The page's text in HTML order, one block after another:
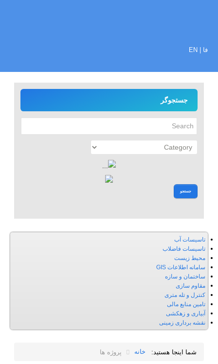
فا EN
جستجوگر
جستجو
تاسیسات آب
تاسیسات فاضلاب
محیط زیست
سامانه اطلاعات GIS
ساختمان و سازه
مقاوم سازی
کنترل و تله متری
تامین منابع مالی
آبیاری و زهكشی
نقشه برداری زمینی
شما اینجا هستید: خانه پروژه ها